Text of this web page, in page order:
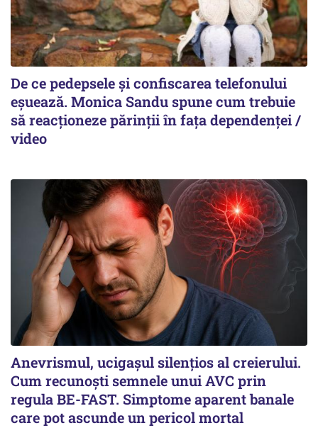
De ce pedepsele și confiscarea telefonului
eșuează. Monica Sandu spune cum trebuie
să reacționeze părinții în fața dependenței /
video
Anevrismul, ucigașul silențios al creierului.
Cum recunoști semnele unui AVC prin
regula BE-FAST. Simptome aparent banale
care pot ascunde un pericol mortal